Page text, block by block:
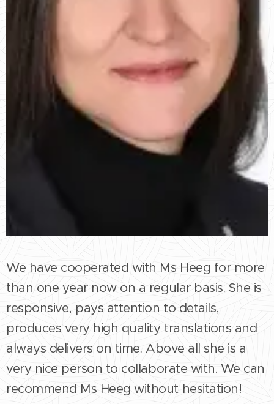
We have cooperated with Ms Heeg for more
than one year now on a regular basis. She is
responsive, pays attention to details,
produces very high quality translations and
always delivers on time. Above all she is a
very nice person to collaborate with. We can
recommend Ms Heeg without hesitation!